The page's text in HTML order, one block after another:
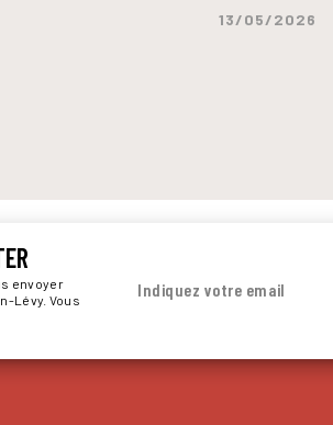
13/05/2026
envoyer
Lévy. Vous
Indiquez votre email